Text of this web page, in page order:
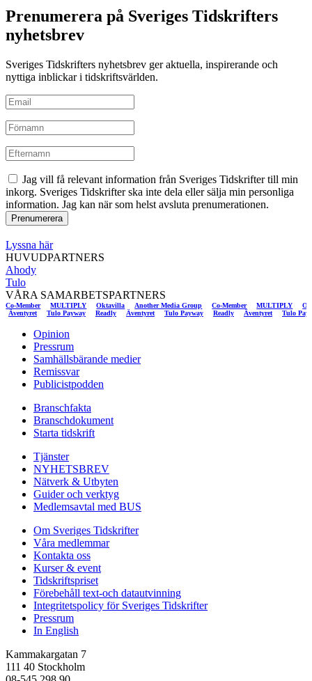
Prenumerera på Sveriges Tidskrifters
nyhetsbrev
Sveriges Tidskrifters nyhetsbrev ger aktuella, inspirerande och
nyttiga inblickar i tidskriftsvärlden.
Jag vill få relevant information från Sveriges Tidskrifter till min
inkorg. Sveriges Tidskrifter ska inte dela eller sälja min personliga
information. Jag kan när som helst avsluta prenumerationen.
Lyssna här
HUVUDPARTNERS
Ahody
Tulo
VÅRA SAMARBETSPARTNERS
MULTIPLY Oktavilla Another Media Group Co-Member MULTIPLY
Oktavilla
Äventyret
Readly
Tulo Payway
Äventyret
Readly
Tulo Payway
Äventyret
Opinion
Pressrum
Samhällsbärande medier
Remissvar
Publicistpodden
Branschfakta
Branschdokument
Starta tidskrift
Tjänster
NYHETSBREV
Nätverk & Utbyten
Guider och verktyg
Medlemsavtal med BUS
Om Sveriges Tidskrifter
Våra medlemmar
Kontakta oss
Kurser & event
Tidskriftspriset
Förebehåll text-och datautvinning
Integritetspolicy för Sveriges Tidskrifter
Pressrum
In English
Kammakargatan 7
111 40 Stockholm